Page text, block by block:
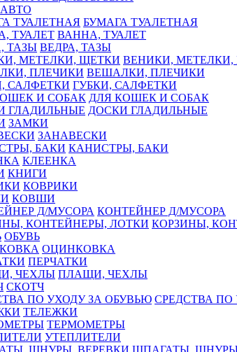
АВТО
БУМАГА ТУАЛЕТНАЯ
ВАННА, ТУАЛЕТ
ВЕДРА, ТАЗЫ
ВЕНИКИ,
ВЕШАЛКИ, ПЛЕЧИКИ
ГУБКИ, САЛФЕТКИ
ДЛЯ КОШЕК И СОБАК
ДОСКИ ГЛАДИЛЬНЫЕ
ЗАМКИ
ЗАНАВЕСКИ
КАНИСТРЫ, БАКИ
КЛЕЕНКА
КНИГИ
КОВРИКИ
КОВШИ
КОНТЕЙНЕР Д/МУСОРА
КОРЗИНЫ,
ОБУВЬ
ОЦИНКОВКА
ПЕРЧАТКИ
ПЛАЩИ, ЧЕХЛЫ
СКОТЧ
СРЕДСТВА ПО
ТЕЛЕЖКИ
ТЕРМОМЕТРЫ
УТЕПЛИТЕЛИ
ШПАГАТЫ,